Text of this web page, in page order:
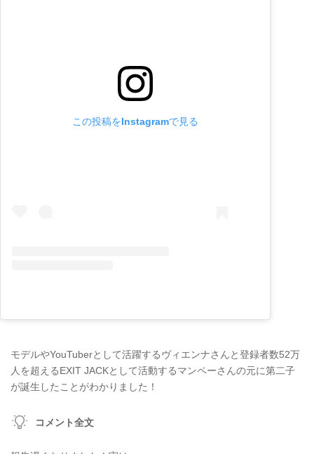
この投稿をInstagramで見る
モデルやYouTuberとして活躍するヴィエンナさんと登録者数52万
人を超えるEXIT JACKとして活動するマンペーさんの元に第二子
が誕生したことがわかりました！
コメント全文